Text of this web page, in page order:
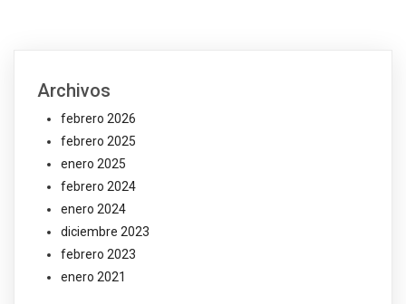
Archivos
febrero 2026
febrero 2025
enero 2025
febrero 2024
enero 2024
diciembre 2023
febrero 2023
enero 2021